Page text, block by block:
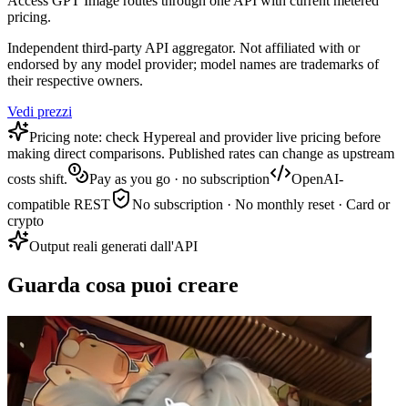
pricing.
Independent third-party API aggregator. Not affiliated with or
endorsed by any model provider; model names are trademarks of
their respective owners.
Vedi prezzi
Pricing note: check Hypereal and provider live pricing before
making direct comparisons. Published rates can change as upstream
costs shift.
Pay as you go · no subscription
OpenAI-
compatible REST
No subscription · No monthly reset · Card or
crypto
Output reali generati dall'API
Guarda cosa puoi creare